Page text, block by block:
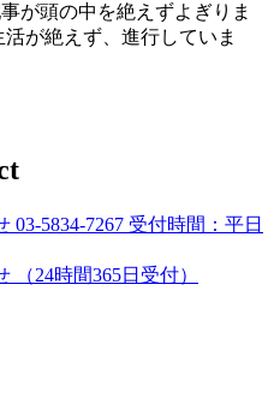
が頭の中を絶えずよぎりま
が絶えず、進行していま
03-5834-7267 受付時間：平日
（24時間365日受付）